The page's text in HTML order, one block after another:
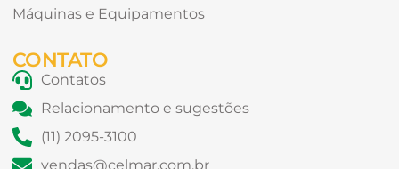
Máquinas e Equipamentos
CONTATO
Contatos
Relacionamento e sugestões
(11) 2095-3100
vendas@celmar.com.br